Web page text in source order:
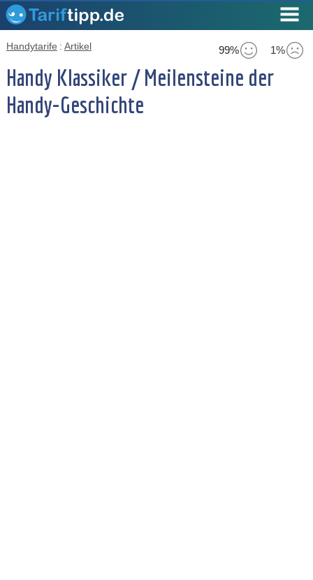
99% 1%
Handytarife : Artikel
Handy Klassiker / Meilensteine der
Handy-Geschichte